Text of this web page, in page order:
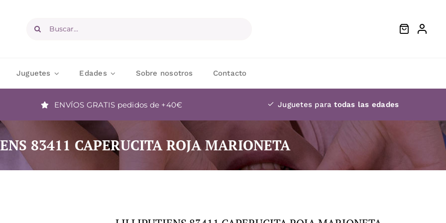
Buscar:
Juguetes Edades Sobre nosotros Contacto
ENVÍOS GRATIS pedidos de +40€ Juguetes paratodas las edades
83411 CAPERUCITA ROJA MARIONETA